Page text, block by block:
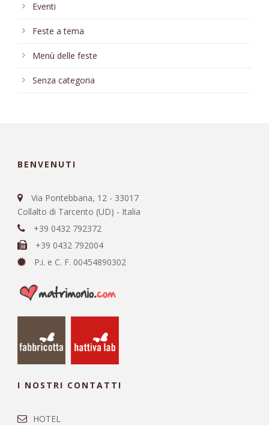
Eventi
Feste a tema
Menù delle feste
Senza categoria
BENVENUTI
Via Pontebbana, 12 - 33017
Collalto di Tarcento (UD) - Italia
+39 0432 792372
+39 0432 792004
P.i. e C. F. 00454890302
I NOSTRI CONTATTI
HOTEL